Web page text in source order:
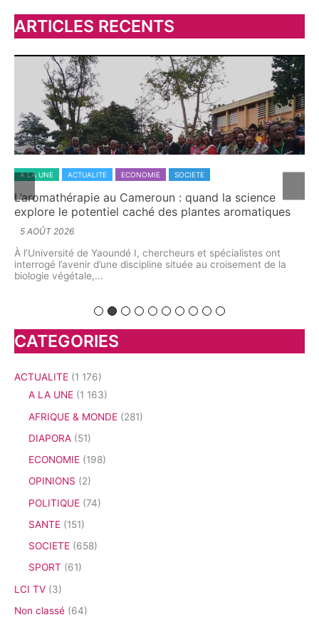
h
e
r
ARTICLES RECENTS
A LA UNE ACTUALITE ECONOMIE SOCIETE
L’aromathérapie au Cameroun : quand la science
explore le potentiel caché des plantes aromatiques
5 AOÛT 2026
À l’Université de Yaoundé I, chercheurs et spécialistes ont
interrogé l’avenir d’une discipline située au croisement de la
biologie végétale,...
CATEGORIES
ACTUALITE (1 176)
A LA UNE (1 163)
AFRIQUE & MONDE (281)
DIAPORA (51)
ECONOMIE (198)
OPINIONS (2)
POLITIQUE (74)
SANTE (151)
SOCIETE (658)
SPORT (61)
LCI TV (3)
Non classé (64)